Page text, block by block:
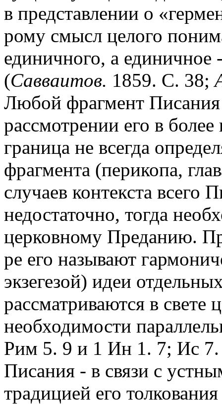
в представлении о
рому смысл целого
единичного, а единичное
(Савваитов. 1859. С. 38;
Любой фрагмент
рассмотрении его в
граница не всегда
фрагмента (перикопа,
случаев контекста всего
недостаточно, тогда
церковному Преданию.
ре его называют
экзегезой) идеи
рассматриваются в свете
необходимости
Рим 5. 9 и 1 Ин 1. 7; Ис
Писания - в связи с
традицией его